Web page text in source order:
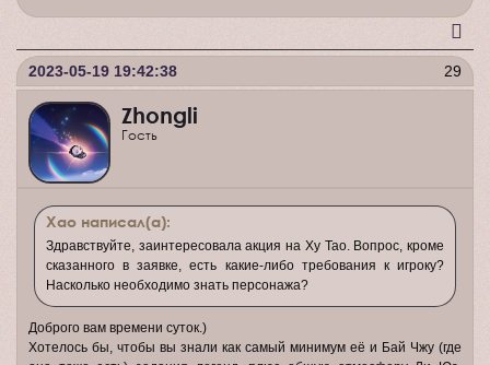
29
2023-05-19 19:42:38
Zhongli
Гость
Хао написал(а):
Здравствуйте, заинтересовала акция на Ху Тао. Вопрос, кроме
сказанного в заявке, есть какие-либо требования к игроку?
Насколько необходимо знать персонажа?
Доброго вам времени суток.)
Хотелось бы, чтобы вы знали как самый минимум её и Бай Чжу (где